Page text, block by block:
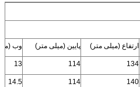
ارتفاع (میلی متر) پایین (میلی متر) وب
134
114
13
140
114
14.5